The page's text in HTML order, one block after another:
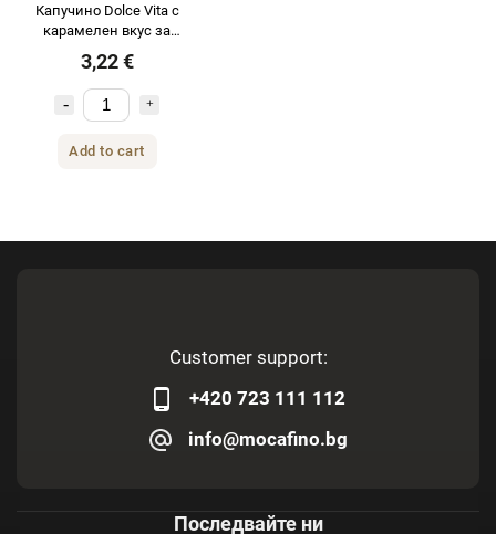
Капучино Dolce Vita с
карамелен вкус за
капсули
3,22 €
Add to cart
Customer support:
+420 723 111 112
info@mocafino.bg
Последвайте ни